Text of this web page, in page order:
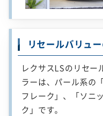
リセールバリュ
レクサスLSのリセー
ラーは、パール系の
フレーク」、「ソニ
ク」です。